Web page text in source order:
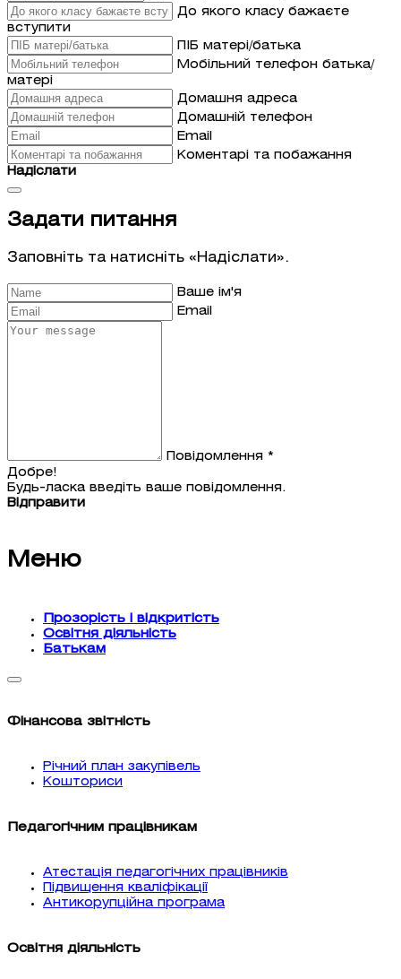
До якого класу бажаєте
вступити
ПІБ матері/батька
Мобільний телефон батька/
матері
Домашня адреса
Домашній телефон
Email
Коментарі та побажання
Надіслати
Задати питання
Заповніть та натисніть «Надіслати».
Ваше ім'я
Email
Повідомлення *
Добре!
Будь-ласка введіть ваше повідомлення.
Відправити
Меню
Прозорість і відкритість
Освітня діяльність
Батькам
Фінансова звітність
Річний план закупівель
Кошториси
Педагогічним працівникам
Атестація педагогічних працівників
Підвищення кваліфікації
Антикорупційна програма
Освітня діяльність